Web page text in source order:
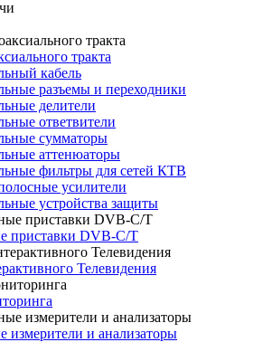
тракта
кабель
разъемы и переходники
делители
ответвители
сумматоры
аттенюаторы
фильтры для сетей КТВ
усилители
устройства защиты
приставки DVB-C/T
Телевидения
измерители и анализаторы